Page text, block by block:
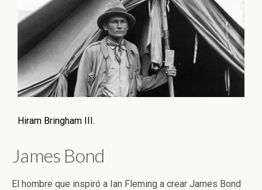
Hiram Bringham III.
James Bond
El hombre que inspiró a Ian Fleming a crear James Bond